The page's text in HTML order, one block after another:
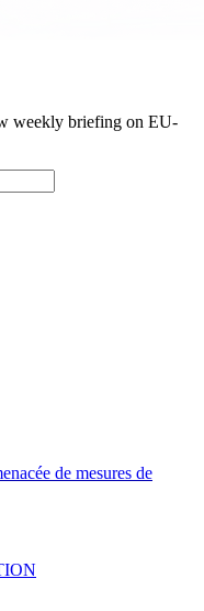
weekly briefing on EU-
de mesures de